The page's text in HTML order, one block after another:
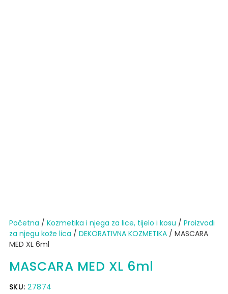
Početna / Kozmetika i njega za lice, tijelo i kosu / Proizvodi
za njegu kože lica / DEKORATIVNA KOZMETIKA/ MASCARA
MED XL 6ml
MASCARA MED XL 6ml
SKU:27874